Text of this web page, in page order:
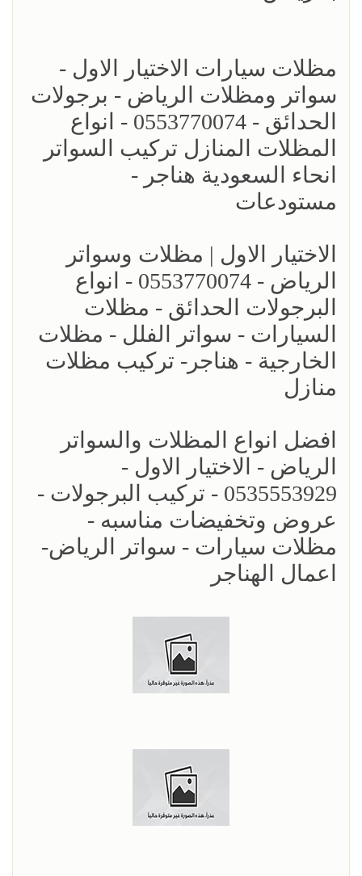
مظلات سيارات الاختيار الاول -
سواتر ومظلات الرياض - برجولات
الحدائق - 0553770074 - انواع
المظلات المنازل تركيب السواتر
انحاء السعودية هناجر -
مستودعات
الاختيار الاول | مظلات وسواتر
الرياض - 0553770074 - انواع
البرجولات الحدائق - مظلات
السيارات - سواتر الفلل - مظلات
الخارجية - هناجر- تركيب مظلات
منازل
افضل انواع المظلات والسواتر
الرياض - الاختيار الاول -
0535553929 - تركيب البرجولات -
عروض وتخفيضات مناسبه -
مظلات سيارات - سواتر الرياض-
اعمال الهناجر